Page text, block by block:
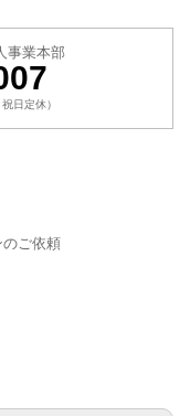
事業本部
日定休）
ご依頼